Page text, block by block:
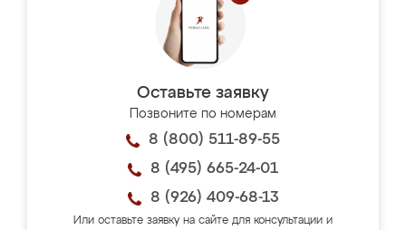
Оставьте заявку
Позвоните по номерам
8 (800) 511-89-55
8 (495) 665-24-01
8 (926) 409-68-13
Или оставьте заявку на сайте для консультации и